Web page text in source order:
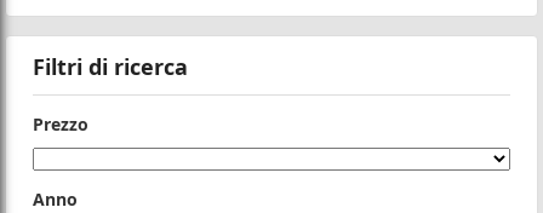
Filtri di ricerca
Prezzo
Anno